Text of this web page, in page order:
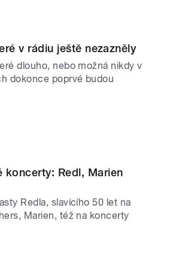
v rádiu ještě nezazněly
dlouho, nebo možná nikdy v
dokonce poprvé budou
koncerty: Redl, Marien
Redla, slavícího 50 let na
Marien, též na koncerty